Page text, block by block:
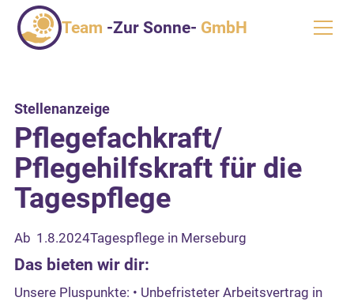
Team -Zur Sonne- GmbH
Stellenanzeige
Pflegefachkraft/
Pflegehilfskraft für die
Tagespflege
Ab 1.8.2024Tagespflege in Merseburg
Das bieten wir dir:
Unsere Pluspunkte: • Unbefristeter Arbeitsvertrag in